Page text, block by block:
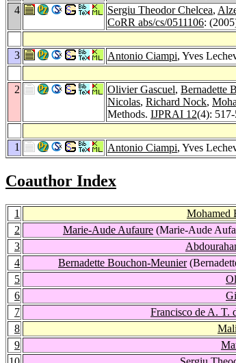
4
Sergiu Theodor Chelcea,
CoRR abs/cs/0511106:
3
Antonio Ciampi, Yves
2
Olivier Gascuel, Bernadette
Nicolas, Richard Nock,
Methods. IJPRAI 12(4):
1
Antonio Ciampi, Yves
Coauthor Index
1 Mohamed
2
Marie-Aude Aufaure (Marie-Aude
3
4
Bernadette Bouchon-Meunier
5
6
7
Francisco de A. T.
8
9